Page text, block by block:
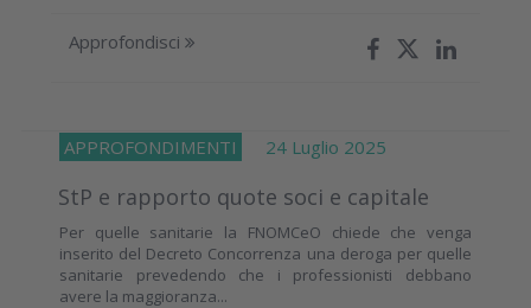
Approfondisci
APPROFONDIMENTI 24 Luglio 2025
StP e rapporto quote soci e capitale
Per quelle sanitarie la FNOMCeO chiede che venga
inserito del Decreto Concorrenza una deroga per quelle
sanitarie prevedendo che i professionisti debbano
avere la maggioranza...